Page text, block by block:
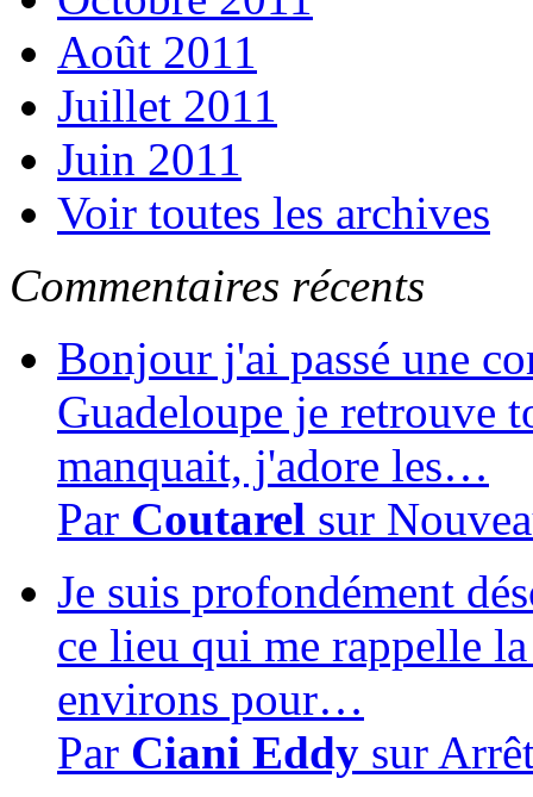
Août 2011
Juillet 2011
Juin 2011
Voir toutes les archives
Commentaires récents
Bonjour j'ai passé une
Guadeloupe je retrouve
manquait, j'adore les…
Par Coutarel sur
Je suis profondément
ce lieu qui me rappelle
environs pour…
Par Ciani Eddy sur